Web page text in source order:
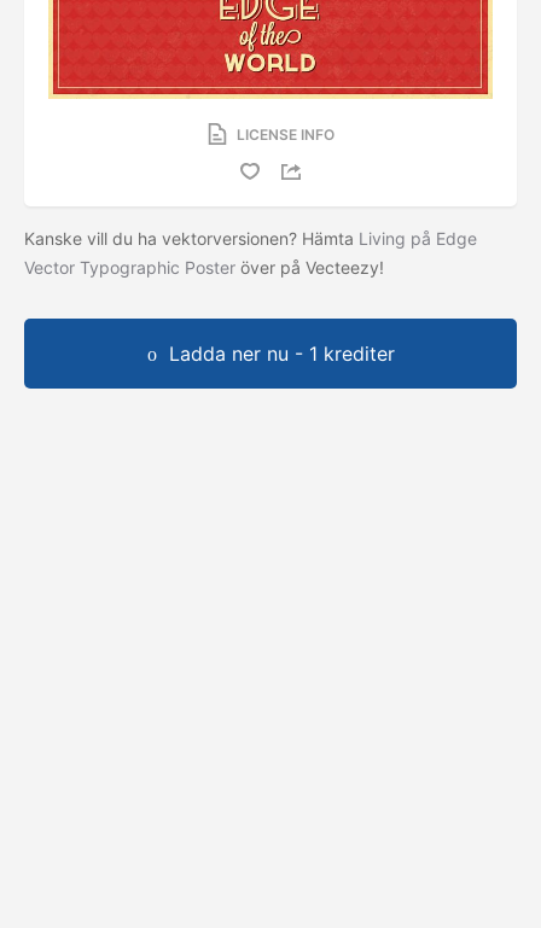
LICENSE INFO
Kanske vill du ha vektorversionen? Hämta Living på Edge
Vector Typographic Poster över på Vecteezy!
Ladda ner nu - 1 krediter